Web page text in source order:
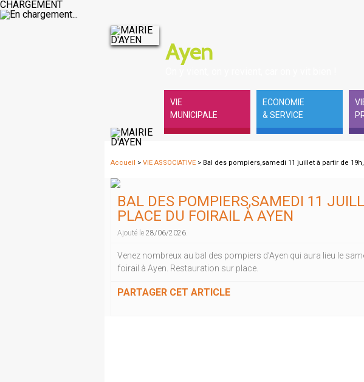
CHARGEMENT
Ayen
VIE
MUNICIPALE
ECONOMIE
& SERVICE
Accueil > VIE ASSOCIATIVE > Bal des pompiers,samedi 11 juillet à partir de
BAL DES POMPIERS,SAMEDI 11
PLACE DU FOIRAIL À AYEN
Ajouté le 28/06/2026.
Venez nombreux au bal des pompiers d’Ayen qui aura lieu le
foirail à Ayen. Restauration sur place.
PARTAGER CET ARTICLE